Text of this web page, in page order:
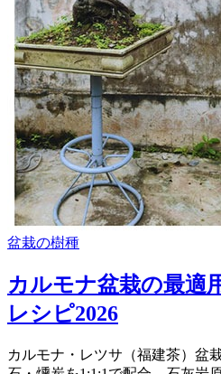
盆栽の樹種
カルモナ盆栽の最適
レシピ2026
カルモナ・レツサ（福建茶）盆